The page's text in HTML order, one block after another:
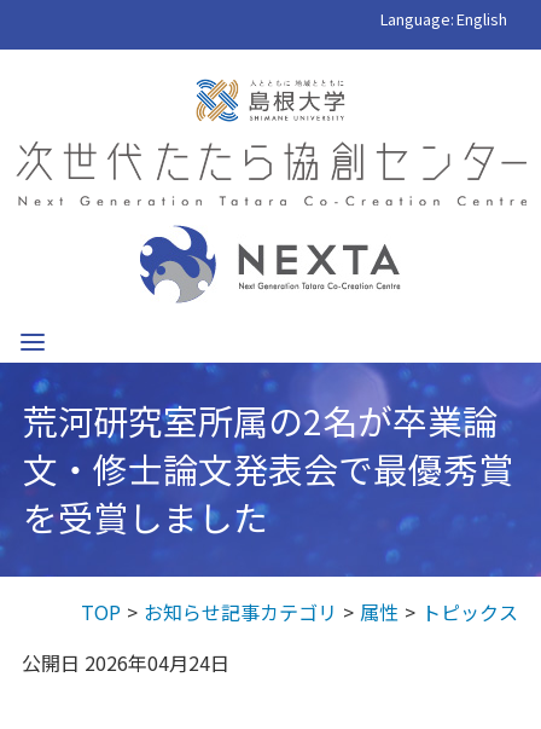
Language:English
荒河研究室所属の2名が卒業論
文・修士論文発表会で最優秀賞
を受賞しました
TOP お知らせ記事カテゴリ 属性
トピックス
公開日 2026年04月24日